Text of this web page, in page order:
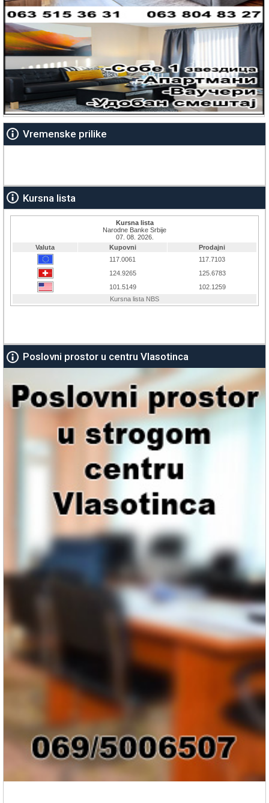
Vremenske prilike
Kursna lista
Poslovni prostor u centru Vlasotinca